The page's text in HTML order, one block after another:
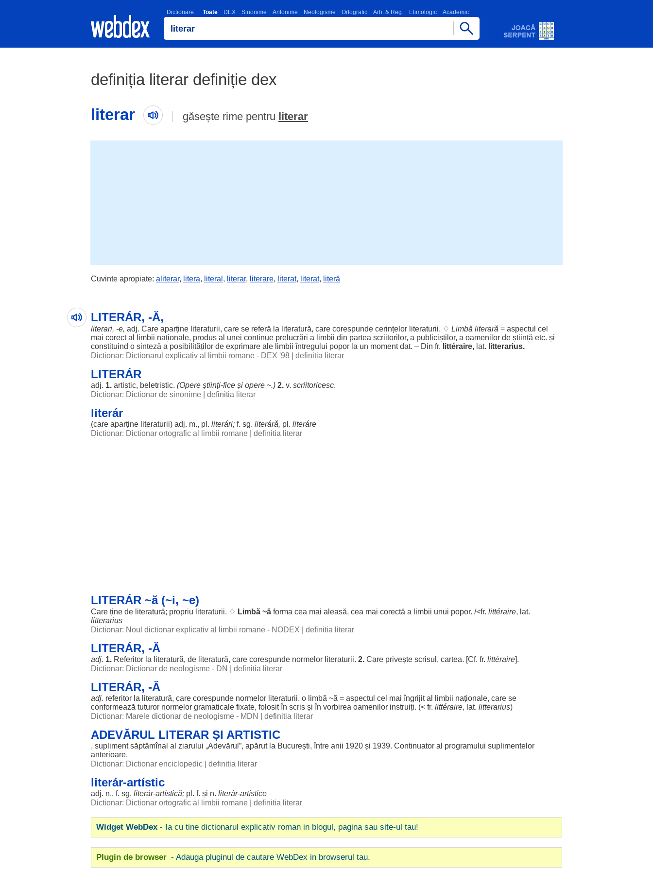
Dictionare: Toate DEX Sinonime Antonime Neologisme Ortografic Arh. & Reg. Etimologic Academic
definiția literar definiție dex
literar
găsește rime pentru literar
Cuvinte apropiate: aliterar, litera, literal , literar, literare, literat, literat, literă
LITERÁR, -Ă,
literari, -e, adj. Care aparține literaturii, care se referă la literatură, care corespunde cerințelor literaturii. ♢ Limbă literară = aspectul cel
mai corectal limbii naționale, produs al unei continue prelucrări a limbii din partea scriitorilor, a publiciștilor, a oamenilor de știință etc. și
constituind o sinteză a posibilităților de exprimare ale limbii întregului popor la un moment dat. – Din fr. littéraire, lat. litterarius.
Dictionar: Dictionarul explicativ al limbii romane - DEX '98
definitia literar
LITERÁR
adj. 1. artistic, beletristic. (Opere științi-fice și opere ~.) 2. v. scriitoricesc.
Dictionar: Dictionar de sinonime
definitia literar
literár
(care aparține literaturii) adj. m., pl. literári; f. sg. literáră, pl. literáre
Dictionar: Dictionar ortografic al limbii romane
definitia literar
LITERÁR ~ă (~i, ~e)
Care ține de literatură; propriu literaturii. ♢ Limbă ~ă forma cea mai aleasă, cea mai corectă a limbii unui popor. /<fr. littéraire, lat.
litterarius
Dictionar: Noul dictionar explicativ al limbii romane - NODEX
definitia literar
LITERÁR, -Ă
adj. 1. Referitor la literatură, de literatură, care corespunde normelor literaturii. 2. Care privește scrisul , cartea. [Cf. fr. littéraire].
Dictionar: Dictionar de neologisme - DN
definitia literar
LITERÁR, -Ă
adj. referitor la literatură, care corespunde normelor literaturii. o limbă ~ă = aspectul cel maiîngrijital limbii naționale, care se
conformează tuturor normelor gramaticale fixate, folositîn scris și în vorbirea oamenilor instruiți. (< fr. littéraire, lat. litterarius)
Dictionar: Marele dictionar de neologisme - MDN
definitia literar
ADEVĂRUL LITERAR ȘI ARTISTIC
, suplimentsăptămînal al ziarului „Adevărul ”, apărutla București,între anii 1920 și 1939. Continuator al programului suplimentelor
anterioare.
Dictionar: Dictionar enciclopedic
definitia literar
literár-artístic
adj. n., f. sg. literár-artístică; pl. f. și n. literár-artístice
Dictionar: Dictionar ortografic al limbii romane
definitia literar
Widget WebDex - Ia cu tine dictionarul explicativ roman in blogul, pagina sau site-ul tau!
Plugin de browser - Adauga pluginul de cautare WebDex in browserul tau.